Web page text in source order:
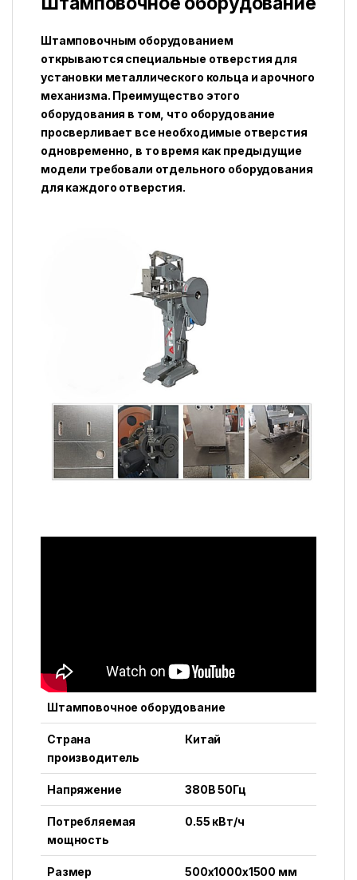
Штамповочным оборудованием
открываются специальные отверстия для
установки металлического кольца и арочного
механизма. Преимущество этого
оборудования в том, что оборудование
просверливает все необходимые отверстия
одновременно, в то время как предыдущие
модели требовали отдельного оборудования
для каждого отверстия.
Штамповочное оборудование
Страна
производитель
Китай
Напряжение 380В 50Гц
Потребляемая
мощность
0.55 кВт/ч
Размер
500x1000x1500 мм